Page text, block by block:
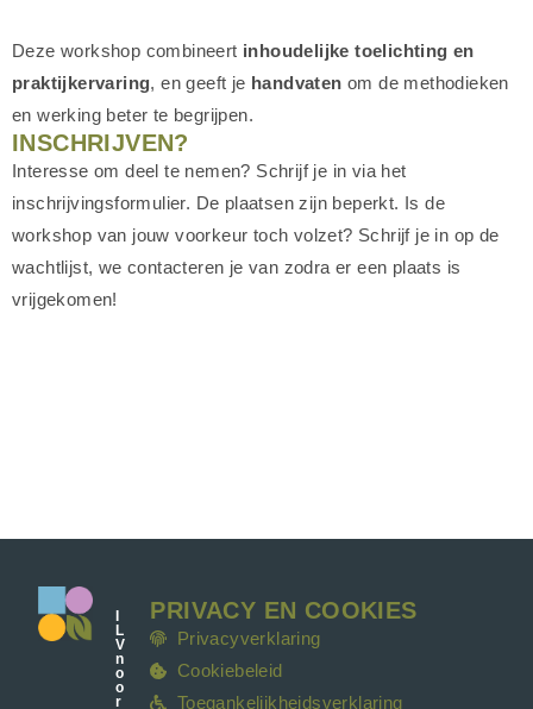
Deze workshop combineert inhoudelijke toelichting en
praktijkervaring, en geeft je handvatenom de methodieken
en werking beter te begrijpen.
INSCHRIJVEN?
Interesse om deel te nemen? Schrijf je in via het
inschrijvingsformulier. De plaatsen zijn beperkt. Is de
workshop van jouw voorkeur toch volzet? Schrijf je in op de
wachtlijst, we contacteren je van zodra er een plaats is
vrijgekomen!
L
V
n
o
o
r
PRIVACY EN COOKIES
Privacyverklaring
Cookiebeleid
Toegankelijkheidsverklaring